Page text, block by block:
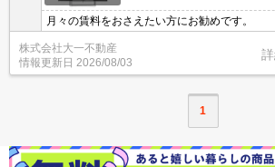
月々の賃料をおさえたい方にお勧めです。
株式会社大一不動産
情報更新日 2026/08/03
1